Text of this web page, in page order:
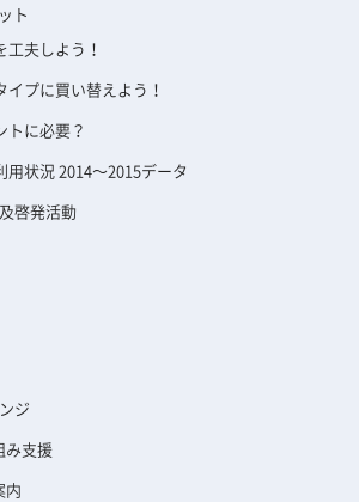
ト
夫しよう！
プに買い替えよう！
トに必要？
用状況 2014～2015データ
啓発活動
ジ
み支援
内